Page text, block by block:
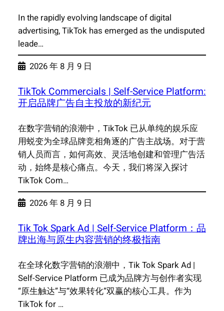
In the rapidly evolving landscape of digital
advertising, TikTok has emerged as the undisputed
leade…
2026 年 8 月 9 日
TikTok Commercials | Self-Service Platform:
开启品牌广告自主投放的新纪元
在数字营销的浪潮中，TikTok 已从单纯的娱乐应
用蜕变为全球品牌竞相角逐的广告主战场。对于营
销人员而言，如何高效、灵活地创建和管理广告活
动，始终是核心痛点。今天，我们将深入探讨
TikTok Com…
2026 年 8 月 9 日
Tik Tok Spark Ad | Self-Service Platform：品
牌出海与原生内容营销的终极指南
在全球化数字营销的浪潮中，Tik Tok Spark Ad |
Self-Service Platform 已成为品牌方与创作者实现
“原生触达”与“效果转化”双赢的核心工具。作为
TikTok for …